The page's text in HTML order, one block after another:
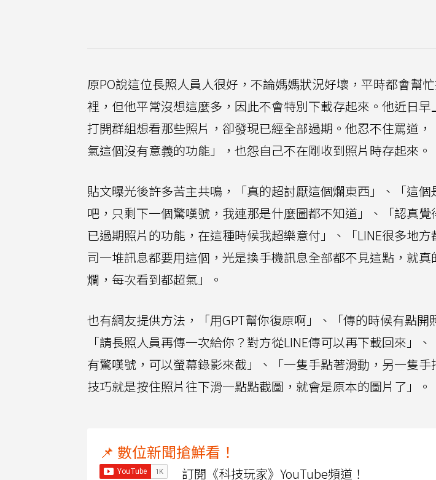
原PO說這位長照人員人很好，不論媽媽狀況好壞，平時都會幫
裡，但他平常沒想這麼多，因此不會特別下載存起來。他近日
打開群組想看那些照片，卻發現已經全部過期。他忍不住罵道
氣這個沒有意義的功能」，也怨自己不在剛收到照片時存起來。
貼文曝光後許多苦主共鳴，「真的超討厭這個爛東西」、「這
吧，只剩下一個驚嘆號，我連那是什麼圖都不知道」、「認真覺
已過期照片的功能，在這種時候我超樂意付」、「LINE很多地
司一堆訊息都要用這個，光是換手機訊息全部都不見這點，就
爛，每次看到都超氣」。
也有網友提供方法，「用GPT幫你復原啊」、「傳的時候有點開
「請長照人員再傳一次給你？對方從LINE傳可以再下載回來」
有驚嘆號，可以螢幕錄影來截」、「一隻手點著滑動，另一隻
技巧就是按住照片往下滑一點點截圖，就會是原本的圖片了」。
📌 數位新聞搶鮮看！
訂閱《科技玩家》YouTube頻道！